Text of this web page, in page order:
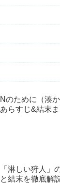
Nのために（湊
あらすじ&結末
「淋しい狩人」
と結末を徹底解